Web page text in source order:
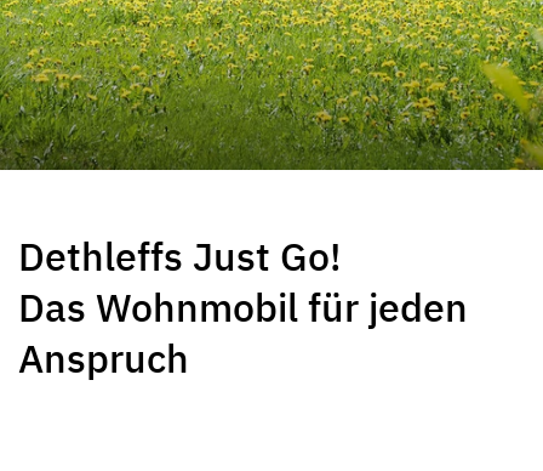
GLOBEBUS ACTIVE
Integriert
GLOBEBUS GO
ACTIVE
Teilintegriert
GLOBEBUS
PERFORMANCE 4X4
GLOBEBUS
PERFORMANCE
Dethleffs Just Go!
Das Wohnmobil für jeden
Anspruch